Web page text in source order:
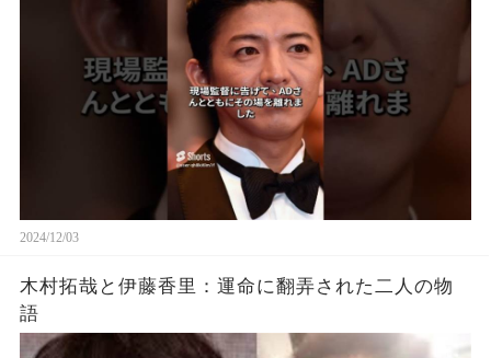
2024/12/03
木村拓哉と伊藤香里：運命に翻弄された二人の物
語